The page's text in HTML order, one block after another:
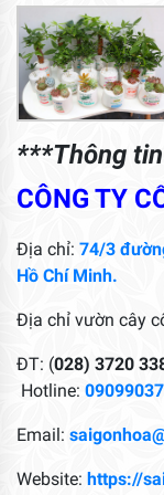
***Thông
CÔNG TY
Địa chỉ: 74/3
Hồ Chí Minh.
Địa chỉ vườn cây
ĐT: (028) 3720
Hotline:
Email:
Website: https://